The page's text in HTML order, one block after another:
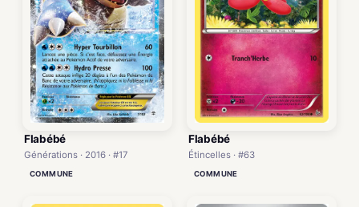
Flabébé
Générations · 2016 · #17
COMMUNE
Flabébé
Étincelles · #63
COMMUNE